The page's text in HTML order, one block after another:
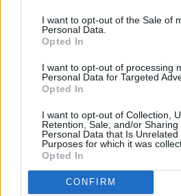
cualquier momento entrando de
visitando nuestra política de
I want to opt-out of the Sale of
Personal Data.
Opted In
I want to opt-out of processing
Personal Data for Targeted
Opted In
I want to opt-out of Collection,
Retention, Sale, and/or Sharing
Personal Data that Is Unrelated
Purposes for which it was
Opted In
CONFIRM